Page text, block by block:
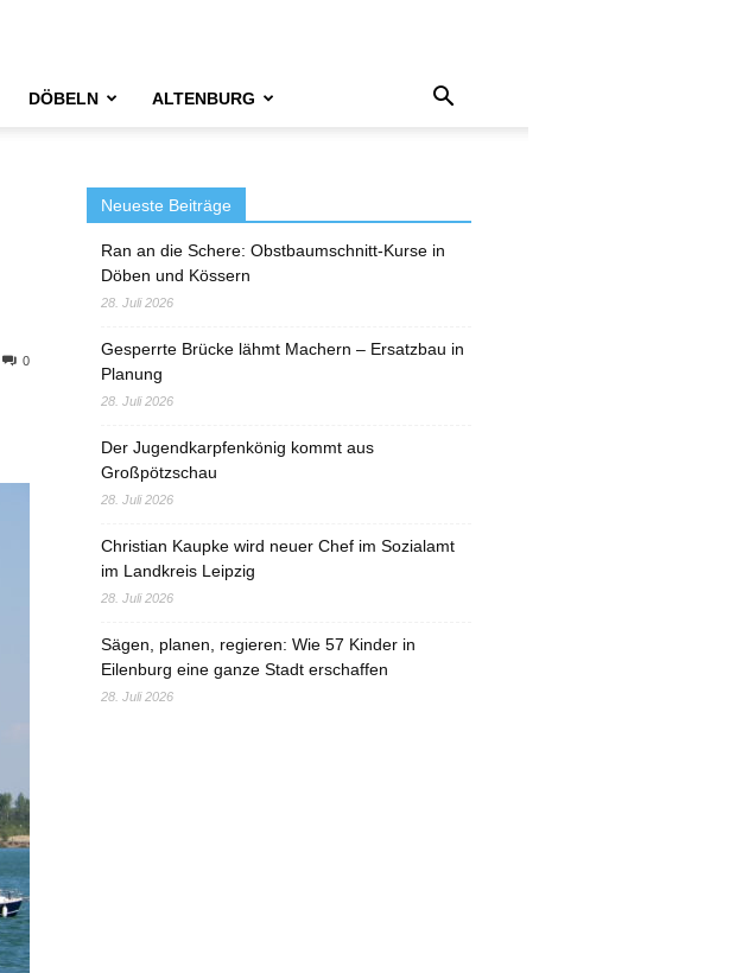
DÖBELN ALTENBURG
0
Neueste Beiträge
Ran an die Schere: Obstbaumschnitt-Kurse in
Döben und Kössern
28. Juli 2026
Gesperrte Brücke lähmt Machern – Ersatzbau in
Planung
28. Juli 2026
Der Jugendkarpfenkönig kommt aus
Großpötzschau
28. Juli 2026
Christian Kaupke wird neuer Chef im Sozialamt
im Landkreis Leipzig
28. Juli 2026
Sägen, planen, regieren: Wie 57 Kinder in
Eilenburg eine ganze Stadt erschaffen
28. Juli 2026